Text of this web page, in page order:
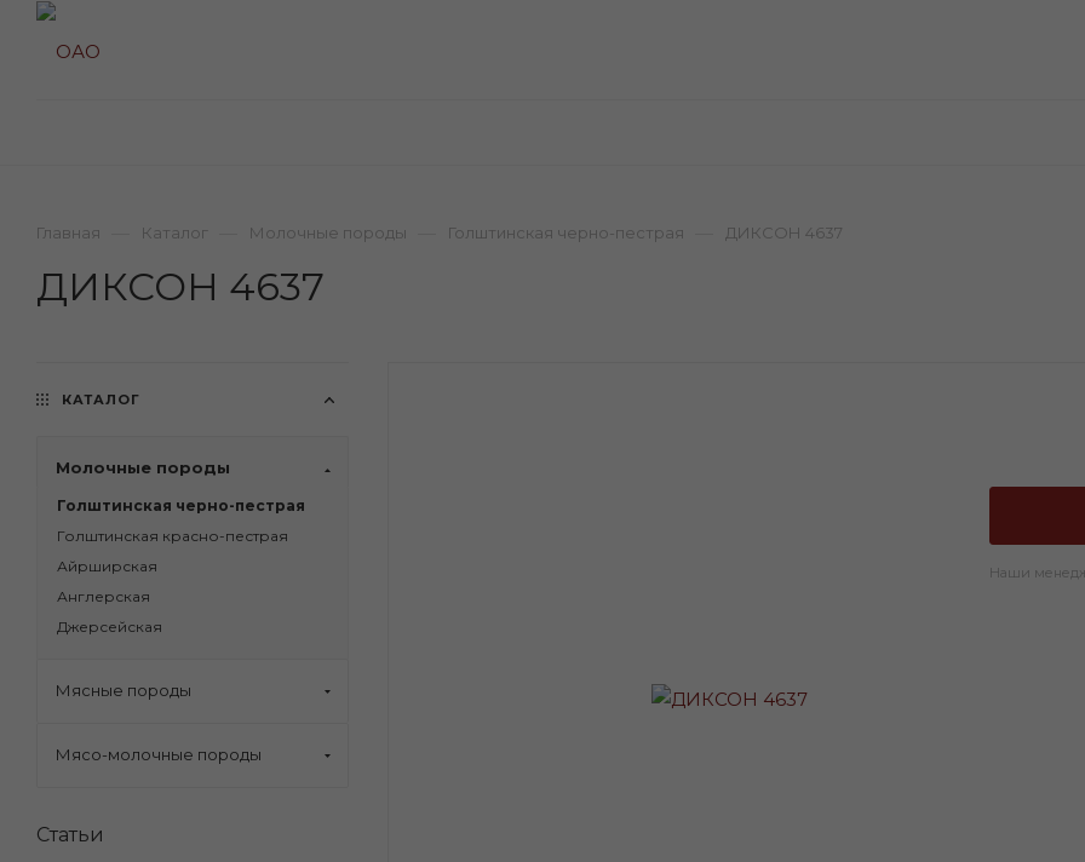
Главная Каталог Молочные породы Голштинская черно-пестрая ДИКСОН 4637
ДИКСОН 4637
Наши
КАТАЛОГ
Молочные породы
Голштинская черно-пестрая
Голштинская красно-пестрая
Айрширская
Англерская
Джерсейская
Мясные породы
Мясо-молочные породы
Статьи